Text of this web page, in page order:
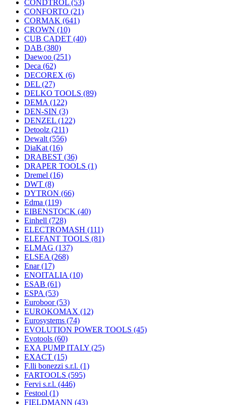
CONDTROL (53)
CONFORTO (21)
CORMAK (641)
CROWN (10)
CUB CADET (40)
DAB (380)
Daewoo (251)
Deca (62)
DECOREX (6)
DEL (27)
DELKO TOOLS (89)
DEMA (122)
DEN-SIN (3)
DENZEL (122)
Detoolz (211)
Dewalt (556)
DiaKat (16)
DRABEST (36)
DRAPER TOOLS (1)
Dremel (16)
DWT (8)
DYTRON (66)
Edma (119)
EIBENSTOCK (40)
Einhell (728)
ELECTROMASH (111)
ELEFANT TOOLS (81)
ELMAG (137)
ELSEA (268)
Enar(17)
ENOITALIA (10)
ESAB (61)
ESPA (53)
Euroboor(53)
EUROKOMAX (12)
Eurosystems (74)
EVOLUTION POWER TOOLS (45)
Evotools (60)
EXA PUMP ITALY (25)
EXACT (15)
F.lli bonezzi s.r.l. (1)
FARTOOLS (595)
Fervi s.r.l. (446)
Festool (1)
FIELDMANN (43)